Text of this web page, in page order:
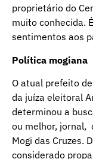
proprietário do
muito conhecida.
sentimentos aos
Política mogiana
O atual prefeito
da juíza eleitoral
determinou a
ou melhor, jornal,
Mogi das Cruzes.
considerado